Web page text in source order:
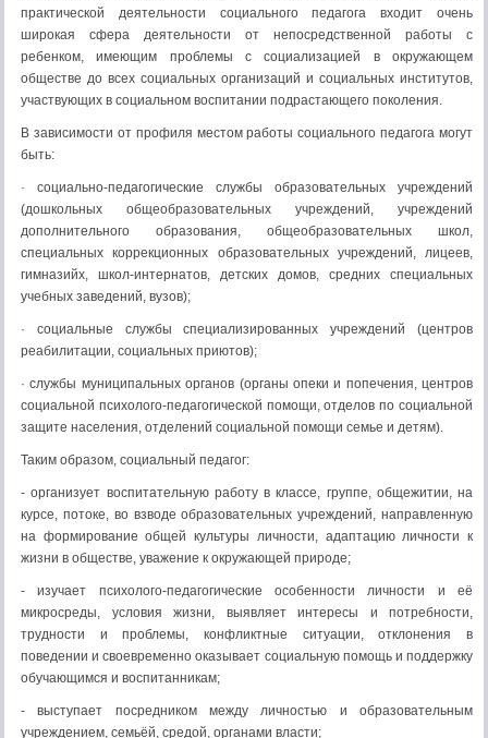
практической деятельности социального педагога входит очень
широкая сфера деятельности от непосредственной работы с
ребенком, имеющим проблемы с социализацией в окружающем
обществе до всех социальных организаций и социальных институтов,
участвующих в социальном воспитании подрастающего поколения.
В зависимости от профиля местом работы социального педагога могут
быть:
· социально-педагогические службы образовательных учреждений
(дошкольных общеобразовательных учреждений, учреждений
дополнительного образования, общеобразовательных школ,
специальных коррекционных образовательных учреждений, лицеев,
гимназийх, школ-интернатов, детских домов, средних специальных
учебных заведений, вузов);
· социальные службы специализированных учреждений (центров
реабилитации, социальных приютов);
· службы муниципальных органов (органы опеки и попечения, центров
социальной психолого-педагогической помощи, отделов по социальной
защите населения, отделений социальной помощи семье и детям).
Таким образом, социальный педагог:
- организует воспитательную работу в классе, группе, общежитии, на
курсе, потоке, во взводе образовательных учреждений, направленную
на формирование общей культуры личности, адаптацию личности к
жизни в обществе, уважение к окружающей природе;
- изучает психолого-педагогические особенности личности и её
микросреды, условия жизни, выявляет интересы и потребности,
трудности и проблемы, конфликтные ситуации, отклонения в
поведении и своевременно оказывает социальную помощь и поддержку
обучающимся и воспитанникам;
- выступает посредником между личностью и образовательным
учреждением, семьёй, средой, органами власти;